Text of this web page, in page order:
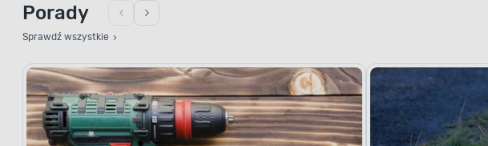
Porady
Sprawdź wszystkie